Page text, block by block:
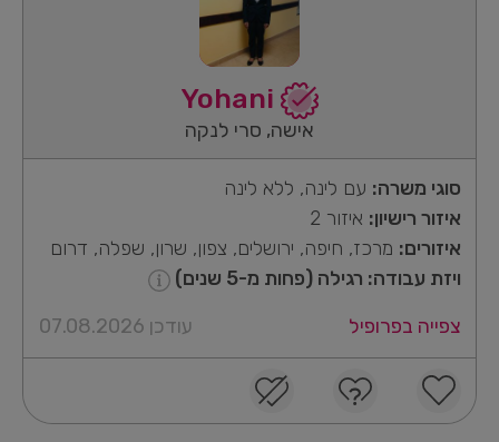
אישה, סרי לנקה
סוגי משרה: עם לינה, ללא לינה
איזור רישיון: איזור 2
איזורים: מרכז, חיפה, ירושלים, צפון, שרון, שפלה, דרום
ויזת עבודה: רגילה (פחות מ-5 שנים)
צפייה בפרופיל
עודכן 07.08.2026